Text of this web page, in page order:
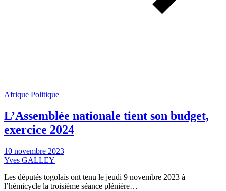
Afrique Politique
L’Assemblée nationale tient son budget,
exercice 2024
10 novembre 2023
Yves GALLEY
Les députés togolais ont tenu le jeudi 9 novembre 2023 à
l’hémicycle la troisième séance plénière…